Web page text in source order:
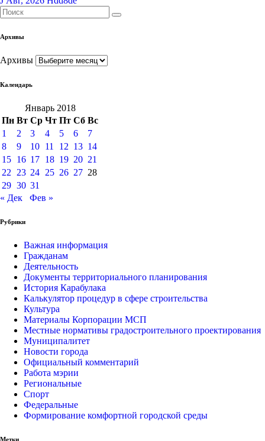
Архивы
Архивы
Календарь
Январь 2018
Пн Вт Ср Чт Пт Сб Вс
1
2 3 4 5 6
7
8
9 10 11 12 13 14
15 16 17 18 19 20 21
22
23 24 25 26 27 28
29 30 31
« Дек
Фев »
Рубрики
Важная информация
Гражданам
Деятельность
Документы территориального планирования
История Карабулака
Калькулятор процедур в сфере строительства
Культура
Материалы Корпорации МСП
Местные нормативы градостроительного проектирования
Муниципалитет
Новости города
Официальный комментарий
Работа мэрии
Региональные
Спорт
Федеральные
Формирование комфортной городской среды
Метки